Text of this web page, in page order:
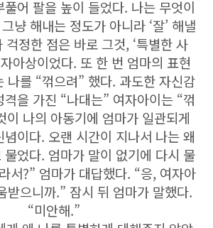
어 팔을 높이 들었다. 나는 무엇이
냥 해내는 정도가 아니라 ‘잘’ 해낼
걱정한 점은 바로 그것, ‘특별한 사
아상이었다. 또 한 번 엄마의 표현
나를 “꺾으려” 했다. 과도한 자신감
을 가진 “나대는” 여자아이는 “꺾
이 나의 아동기에 엄마가 일관되게
이다. 오랜 시간이 지나서 나는 왜
물었다. 엄마가 말이 없기에 다시 물
서?” 엄마가 대답했다. “응, 여자아
받으니까.” 잠시 뒤 엄마가 말했다.
“미안해.”